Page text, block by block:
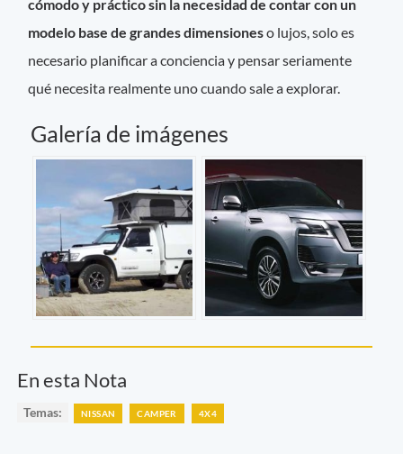
cómodo y práctico sin la necesidad de contar con un
modelo base de grandes dimensioneso lujos, solo es
necesario planificar a conciencia y pensar seriamente
qué necesita realmente uno cuando sale a explorar.
Galería de imágenes
En esta Nota
Temas: NISSAN CAMPER 4X4